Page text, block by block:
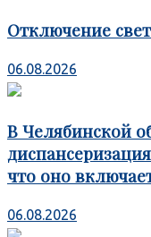
Отключение
06.08.2026
В Челябинской
что оно
06.08.2026